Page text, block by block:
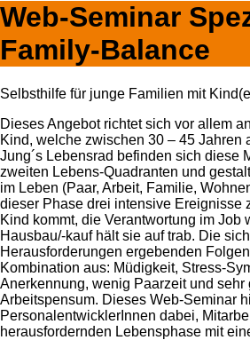
Web-Seminar
Family-Balance
Selbsthilfe für junge Familien mit
Dieses Angebot richtet sich vor allem
Kind, welche zwischen 30 – 45 Jahren
Jung´s Lebensrad befinden sich diese
zweiten Lebens-Quadranten und
im Leben (Paar, Arbeit, Familie,
dieser Phase drei intensive Ereignisse
Kind kommt, die Verantwortung im Job
Hausbau/-kauf hält sie auf trab. Die
Herausforderungen ergebenden
Kombination aus: Müdigkeit, Stress-
Anerkennung, wenig Paarzeit und sehr
Arbeitspensum. Dieses Web-Seminar
PersonalentwicklerInnen dabei,
herausfordernden Lebensphase mit